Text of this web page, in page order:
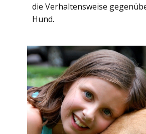
die Verhaltensweise
Hund.